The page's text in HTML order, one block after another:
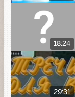
18:24
29:31